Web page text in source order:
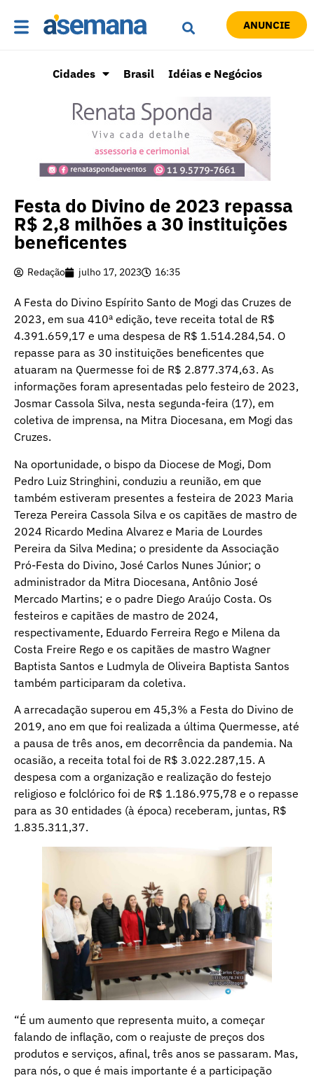
ANUNCIE
Cidades Brasil Idéias e Negócios
Festa do Divino de 2023 repassa
R$ 2,8 milhões a 30 instituições
beneficentes
Redação julho 17, 2023 16:35
A Festa do Divino Espírito Santo de Mogi das Cruzes de
2023, em sua 410ª edição, teve receita total de R$
4.391.659,17 e uma despesa de R$ 1.514.284,54. O
repasse para as 30 instituições beneficentes que
atuaram na Quermesse foi de R$ 2.877.374,63. As
informações foram apresentadas pelo festeiro de 2023,
Josmar Cassola Silva, nesta segunda-feira (17), em
coletiva de imprensa, na Mitra Diocesana, em Mogi das
Cruzes.
Na oportunidade, o bispo da Diocese de Mogi, Dom
Pedro Luiz Stringhini, conduziu a reunião, em que
também estiveram presentes a festeira de 2023 Maria
Tereza Pereira Cassola Silva e os capitães de mastro de
2024 Ricardo Medina Alvarez e Maria de Lourdes
Pereira da Silva Medina; o presidente da Associação
Pró-Festa do Divino, José Carlos Nunes Júnior; o
administrador da Mitra Diocesana, Antônio José
Mercado Martins; e o padre Diego Araújo Costa. Os
festeiros e capitães de mastro de 2024,
respectivamente, Eduardo Ferreira Rego e Milena da
Costa Freire Rego e os capitães de mastro Wagner
Baptista Santos e Ludmyla de Oliveira Baptista Santos
também participaram da coletiva.
A arrecadação superou em 45,3% a Festa do Divino de
2019, ano em que foi realizada a última Quermesse, até
a pausa de três anos, em decorrência da pandemia. Na
ocasião, a receita total foi de R$ 3.022.287,15. A
despesa com a organização e realização do festejo
religioso e folclórico foi de R$ 1.186.975,78 e o repasse
para as 30 entidades (à época) receberam, juntas, R$
1.835.311,37.
“É um aumento que representa muito, a começar
falando de inflação, com o reajuste de preços dos
produtos e serviços, afinal, três anos se passaram. Mas,
para nós, o que é mais importante é a participação